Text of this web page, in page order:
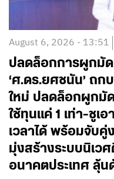
August 6, 2026 - 13:51
ปลดล็อกการผูกมั
‘ศ.ดร.ยศชนัน’ ถก
ใหม่ ปลดล็อกผูกมัด
ใช้ทุนแค่ 1 เท่า-ชูเ
เวลาได้ พร้อมจับคู่
มุ่งสร้างระบบนิเว
อนาคตประเทศ ลุ้